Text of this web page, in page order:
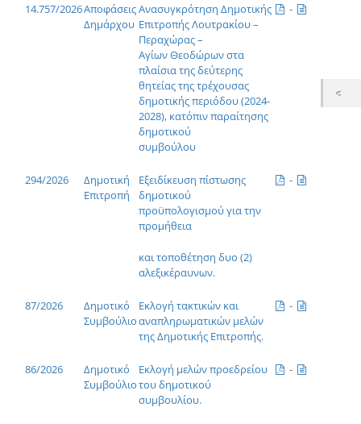
14.757/2026Αποφάσεις
Δημάρχου
Ανασυγκρότηση Δημοτικής
Επιτροπής Λουτρακίου –
Περαχώρας –
Αγίων Θεοδώρων στα
πλαίσια της δεύτερης
θητείας της τρέχουσας
δημοτικής περιόδου (2024-
2028), κατόπιν παραίτησης
δημοτικού
συμβούλου
-
294/2026
Δημοτική
Επιτροπή
Εξειδίκευση πίστωσης
δημοτικού
προϋπολογισμού για την
προμήθεια
και τοποθέτηση δυο (2)
αλεξικέραυνων.
-
87/2026
Δημοτικό
Συμβούλιο
Εκλογή τακτικών και
αναπληρωματικών μελών
της Δημοτικής Επιτροπής.
-
86/2026
Δημοτικό
Συμβούλιο
Εκλογή μελών προεδρείου
του δημοτικού
συμβουλίου.
-